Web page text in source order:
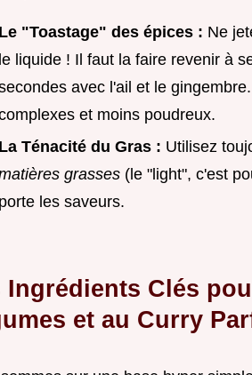
Le "Toastage" des épices : Ne
le liquide ! Il faut la faire revenir à
avec l'ail et le
et moins poudreux.
La Ténacité du Gras : Utilisez
grasses (le "light", c'est
porte les saveurs.
Ingrédients Clés
et au Curry